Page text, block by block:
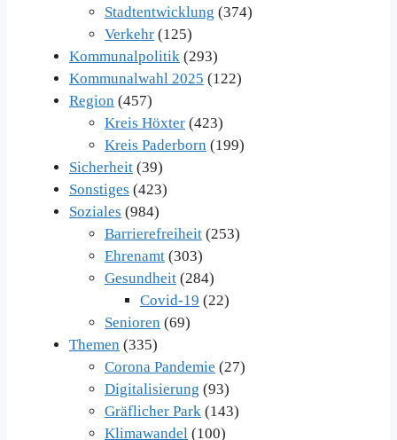
Stadtentwicklung (374)
Verkehr (125)
Kommunalpolitik (293)
Kommunalwahl 2025 (122)
Region (457)
Kreis Höxter (423)
Kreis Paderborn (199)
Sicherheit (39)
Sonstiges (423)
Soziales (984)
Barrierefreiheit (253)
Ehrenamt (303)
Gesundheit (284)
Covid-19 (22)
Senioren (69)
Themen (335)
Corona Pandemie (27)
Digitalisierung (93)
Gräflicher Park (143)
Klimawandel (100)